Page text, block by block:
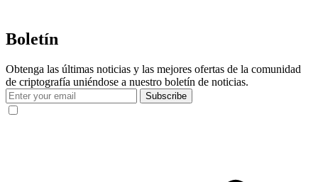
Boletín
Obtenga las últimas noticias y las mejores ofertas de la comunidad
de criptografía uniéndose a nuestro boletín de noticias.
Subscribe